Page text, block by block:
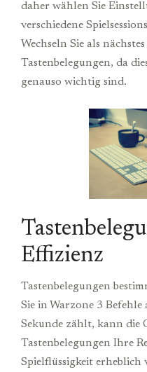
daher wählen Sie
verschiedene
Wechseln Sie als
Tastenbelegungen, da
genauso wichtig sind.
Effizienz
Tastenbelegungen
Sie in Warzone 3
Sekunde zählt, kann die
Tastenbelegungen Ihre
Spielflüssigkeit erheblich